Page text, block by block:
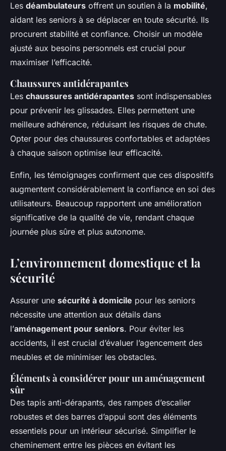
Les déambulateurs offrent un soutien à la mobilité,
aidant les seniors à se déplacer en toute sécurité. Ils
procurent stabilité et confiance. Choisir un modèle
ajusté aux besoins personnels est crucial pour
maximiser l’efficacité.
Chaussures antidérapantes
Les chaussures antidérapantes sont indispensables
pour prévenir les glissades. Elles permettent une
meilleure adhérence, réduisant les risques de chute.
Opter pour des chaussures confortables et adaptées
à chaque saison optimise leur efficacité.
Enfin, les témoignages confirment que ces dispositifs
augmentent considérablement la confiance en soi des
utilisateurs. Beaucoup rapportent une amélioration
significative de la qualité de vie, rendant chaque
journée plus sûre et plus autonome.
L’environnement domestique et la
sécurité
Assurer une sécurité à domicile pour les seniors
nécessite une attention aux détails dans
l’aménagement pour seniors. Pour éviter les
accidents, il est crucial d’évaluer l’agencement des
meubles et de minimiser les obstacles.
Éléments à considérer pour un aménagement
sûr
Des tapis anti-dérapants, des rampes d’escalier
robustes et des barres d’appui sont des éléments
essentiels pour un intérieur sécurisé. Simplifier le
cheminement entre les pièces en évitant les